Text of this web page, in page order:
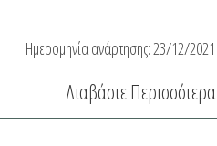
Ημερομηνία ανάρτησης:23/12/2021
Διαβάστε Περισσότερα